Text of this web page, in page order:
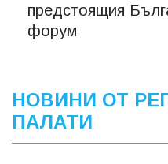
предстоящия
форум
НОВИНИ ОТ
ПАЛАТИ